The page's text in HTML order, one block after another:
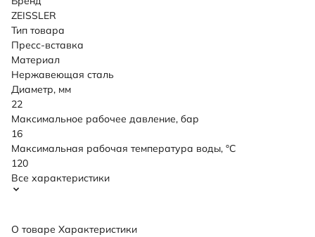
ZEISSLER
Тип товара
Пресс-вставка
Материал
Нержавеющая сталь
Диаметр, мм
22
Максимальное рабочее давление, бар
16
Максимальная рабочая температура воды, °C
120
Все характеристики
О товаре Характеристики